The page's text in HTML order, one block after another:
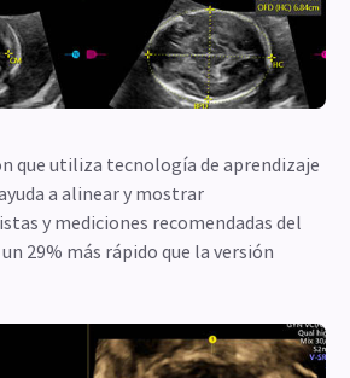
que utiliza tecnología de aprendizaje
a alinear y mostrar
y mediciones recomendadas del
29% más rápido que la versión